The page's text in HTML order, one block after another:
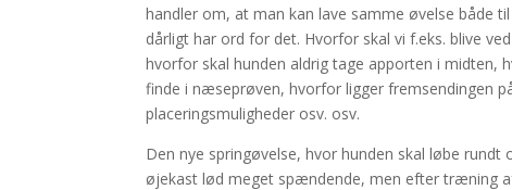
handler om, at man kan lave samme øvelse både
dårligt har ord for det. Hvorfor skal vi f.eks. blive
hvorfor skal hunden aldrig tage apporten i midten,
finde i næseprøven, hvorfor ligger fremsendingen
placeringsmuligheder osv. osv.
Den nye springøvelse, hvor hunden skal løbe
øjekast lød meget spændende, men efter træning